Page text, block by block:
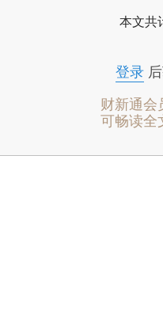
本文共
登录后
财新通会
可畅读全